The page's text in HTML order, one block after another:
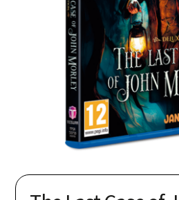
Contacto
Carrito
Nuestras